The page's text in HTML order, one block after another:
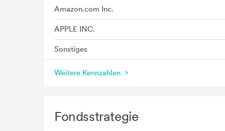
Amazon.com Inc.
APPLE INC.
Sonstiges
Weitere Kennzahlen
Fondsstrategie